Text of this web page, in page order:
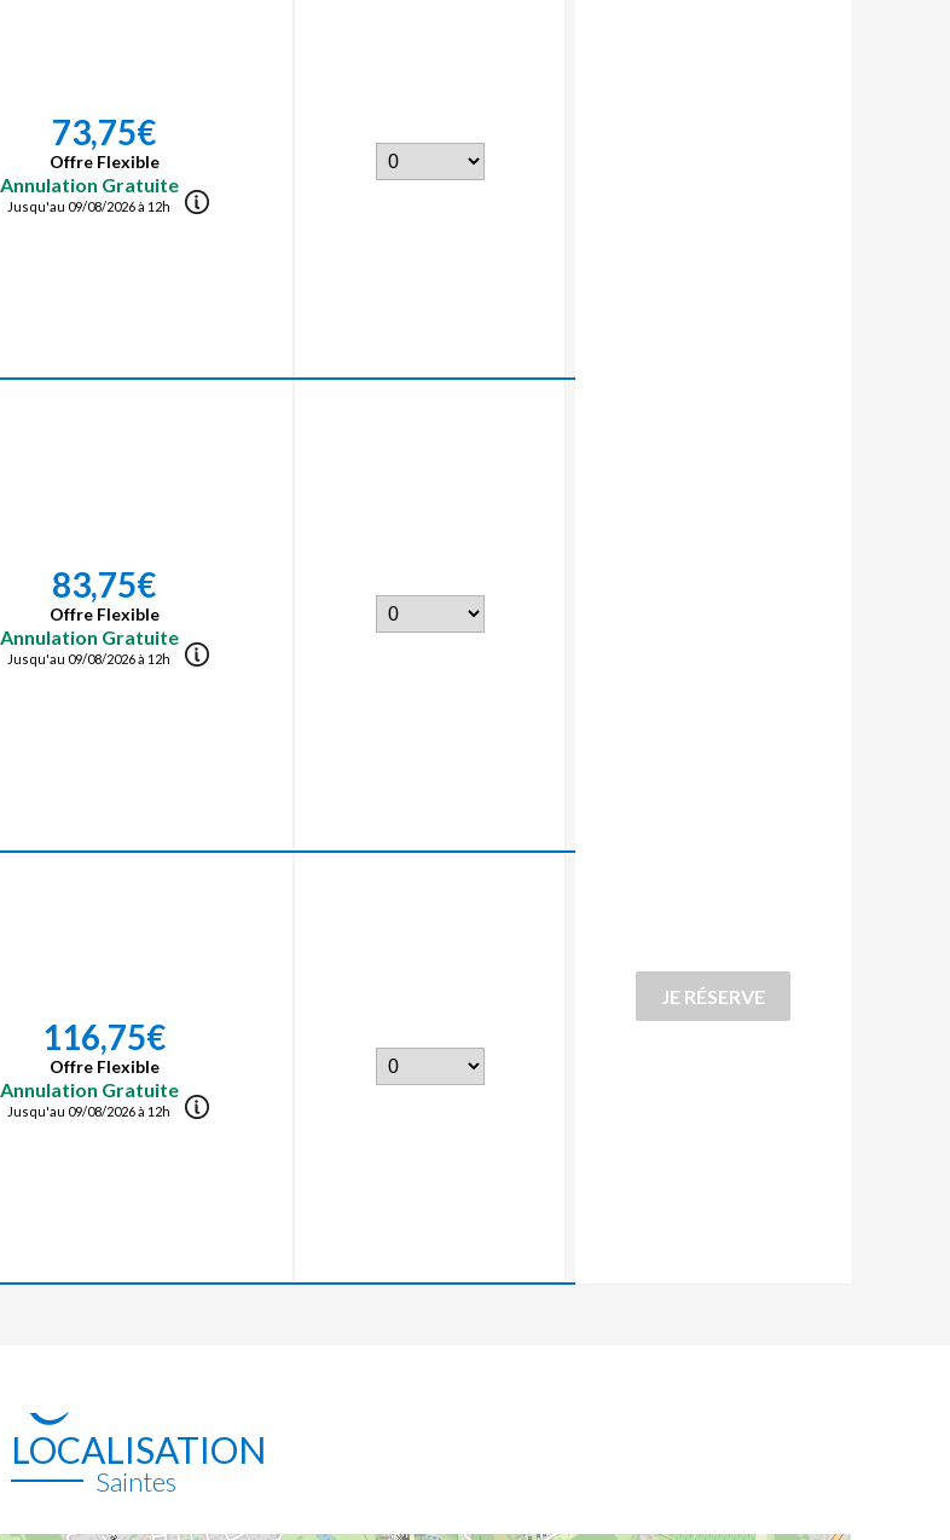
73,75€
Offre Flexible
Annulation Gratuite
Jusqu'au 09/08/2026 à 12h
83,75€
Offre Flexible
Annulation Gratuite
Jusqu'au 09/08/2026 à 12h
116,75€
Offre Flexible
Annulation Gratuite
Jusqu'au 09/08/2026 à 12h
LOCALISATION
Saintes